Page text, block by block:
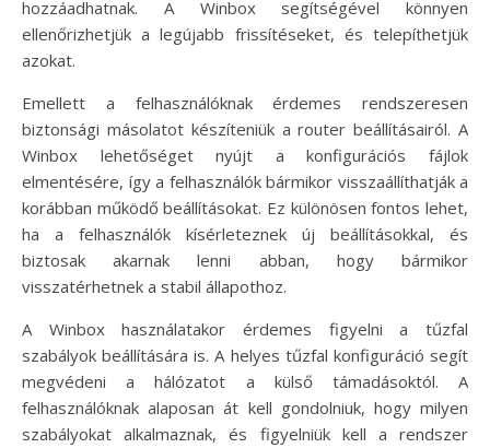
hozzáadhatnak. A Winbox segítségével könnyen
ellenőrizhetjük a legújabb frissítéseket, és telepíthetjük
azokat.
Emellett a felhasználóknak érdemes rendszeresen
biztonsági másolatot készíteniük a router beállításairól. A
Winbox lehetőséget nyújt a konfigurációs fájlok
elmentésére, így a felhasználók bármikor visszaállíthatják a
korábban működő beállításokat. Ez különösen fontos lehet,
ha a felhasználók kísérleteznek új beállításokkal, és
biztosak akarnak lenni abban, hogy bármikor
visszatérhetnek a stabil állapothoz.
A Winbox használatakor érdemes figyelni a tűzfal
szabályok beállítására is. A helyes tűzfal konfiguráció segít
megvédeni a hálózatot a külső támadásoktól. A
felhasználóknak alaposan át kell gondolniuk, hogy milyen
szabályokat alkalmaznak, és figyelniük kell a rendszer